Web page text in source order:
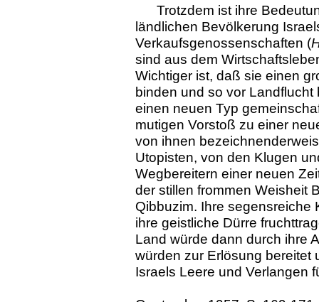
Trotzdem ist ihre
ländlichen Bevölkerung
Verkaufsgenossenschaften (
sind aus dem
Wichtiger ist, daß sie einen
binden und so vor
einen neuen Typ
mutigen Vorstoß zu einer
von ihnen
Utopisten, von den Klugen
Wegbereitern einer neuen
der stillen frommen Weisheit
Qibbuzim. Ihre segensreiche
ihre geistliche Dürre
Land würde dann durch ihre
würden zur Erlösung bereitet
Israels Leere und Verlangen